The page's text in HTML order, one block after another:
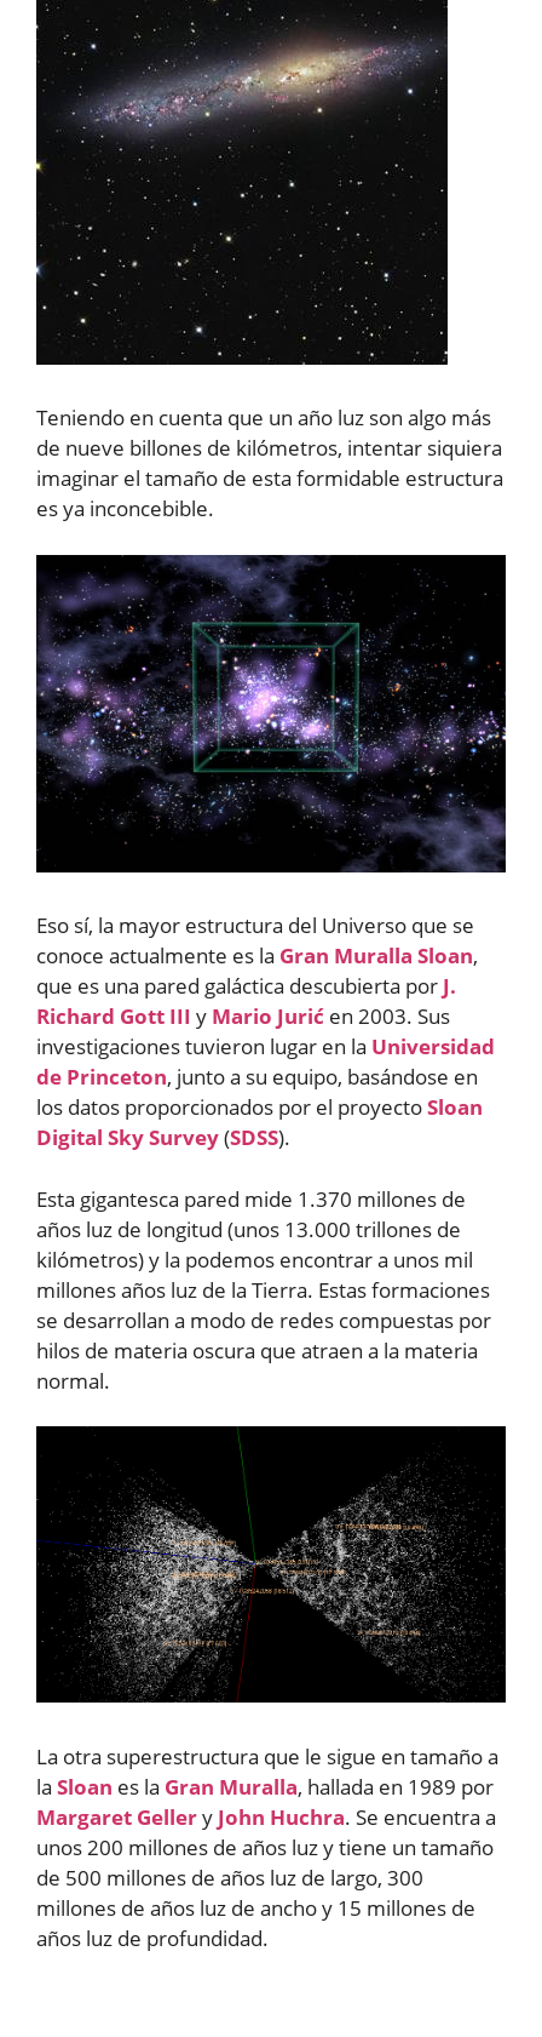
Teniendo en cuenta que un año luz son algo más
de nueve billones de kilómetros, intentar siquiera
imaginar el tamaño de esta formidable estructura
es ya inconcebible.
Eso sí, la mayor estructura del Universo que se
conoce actualmente es la Gran Muralla Sloan,
que es una pared galáctica descubierta por J.
Richard Gott III y Mario Jurić en 2003. Sus
investigaciones tuvieron lugar en la Universidad
de Princeton, junto a su equipo, basándose en
los datos proporcionados por el proyectoSloan
Digital Sky Survey(SDSS).
Esta gigantesca pared mide 1.370 millones de
años luz de longitud (unos 13.000 trillones de
kilómetros) y la podemos encontrar a unos mil
millones años luz de la Tierra. Estas formaciones
se desarrollan a modo de redes compuestas por
hilos de materia oscura que atraen a la materia
normal.
La otra superestructura que le sigue en tamaño a
la Sloan es la Gran Muralla, hallada en 1989 por
Margaret Gellery John Huchra. Se encuentra a
unos 200 millones de años luz y tiene un tamaño
de 500 millones de años luz de largo, 300
millones de años luz de ancho y 15 millones de
años luz de profundidad.